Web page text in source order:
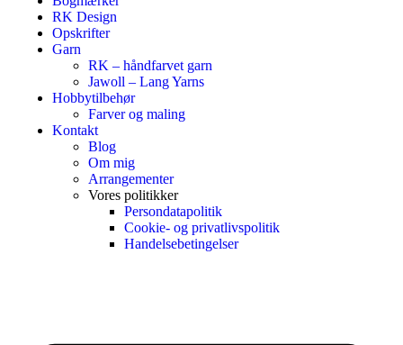
RK Design
Opskrifter
Garn
RK – håndfarvet garn
Jawoll – Lang Yarns
Hobbytilbehør
Farver og maling
Kontakt
Blog
Om mig
Arrangementer
Vores politikker
Persondatapolitik
Cookie- og privatlivspolitik
Handelsebetingelser